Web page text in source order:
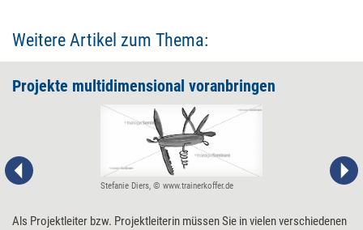
Weitere Artikel zum Thema:
Projekte multidimensional voranbringen
Stefanie Diers, © www.trainerkoffer.de
Als Projektleiter bzw. Projektleiterin müssen Sie in vielen verschiedenen